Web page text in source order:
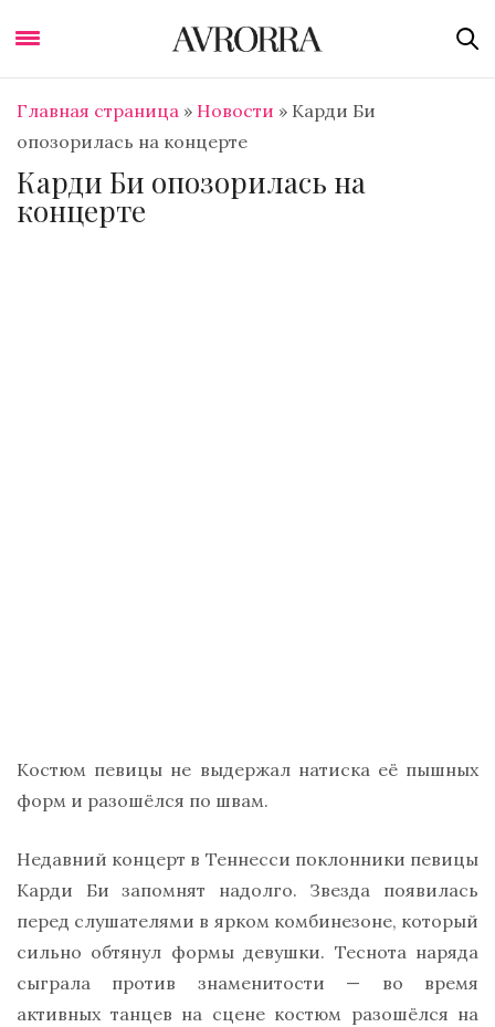
Главная страница » Новости » Карди Би
опозорилась на концерте
Карди Би опозорилась на
концерте
Костюм певицы не выдержал натиска её пышных
форм и разошёлся по швам.
Недавний концерт в Теннесси поклонники певицы
Карди Би запомнят надолго. Звезда появилась
перед слушателями в ярком комбинезоне, который
сильно обтянул формы девушки. Теснота наряда
сыграла против знаменитости — во время
активных танцев на сцене костюм разошёлся на